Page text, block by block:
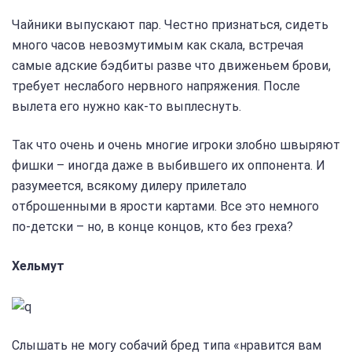
Чайники выпускают пар. Честно признаться, сидеть
много часов невозмутимым как скала, встречая
самые адские бэдбиты разве что движеньем брови,
требует неслабого нервного напряжения. После
вылета его нужно как-то выплеснуть.
Так что очень и очень многие игроки злобно швыряют
фишки – иногда даже в выбившего их оппонента. И
разумеется, всякому дилеру прилетало
отброшенными в ярости картами. Все это немного
по-детски – но, в конце концов, кто без греха?
Хельмут
Слышать не могу собачий бред типа «нравится вам